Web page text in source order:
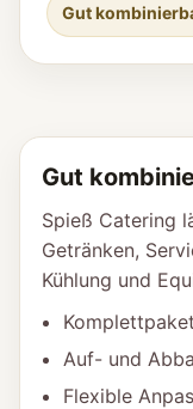
Gut
Gut
Spieß Catering
Getränken,
Kühlung und
Auf- und
Flexible